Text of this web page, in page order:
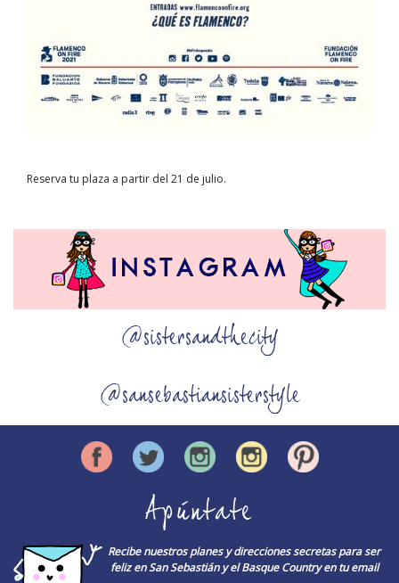
Reserva tu plaza a partir del 21 de julio.
@sistersandthecity
@sansebastiansisterstyle
Apúntate
Recibe nuestros planes y direcciones secretas para ser
feliz en San Sebastián y el Basque Country en tu email